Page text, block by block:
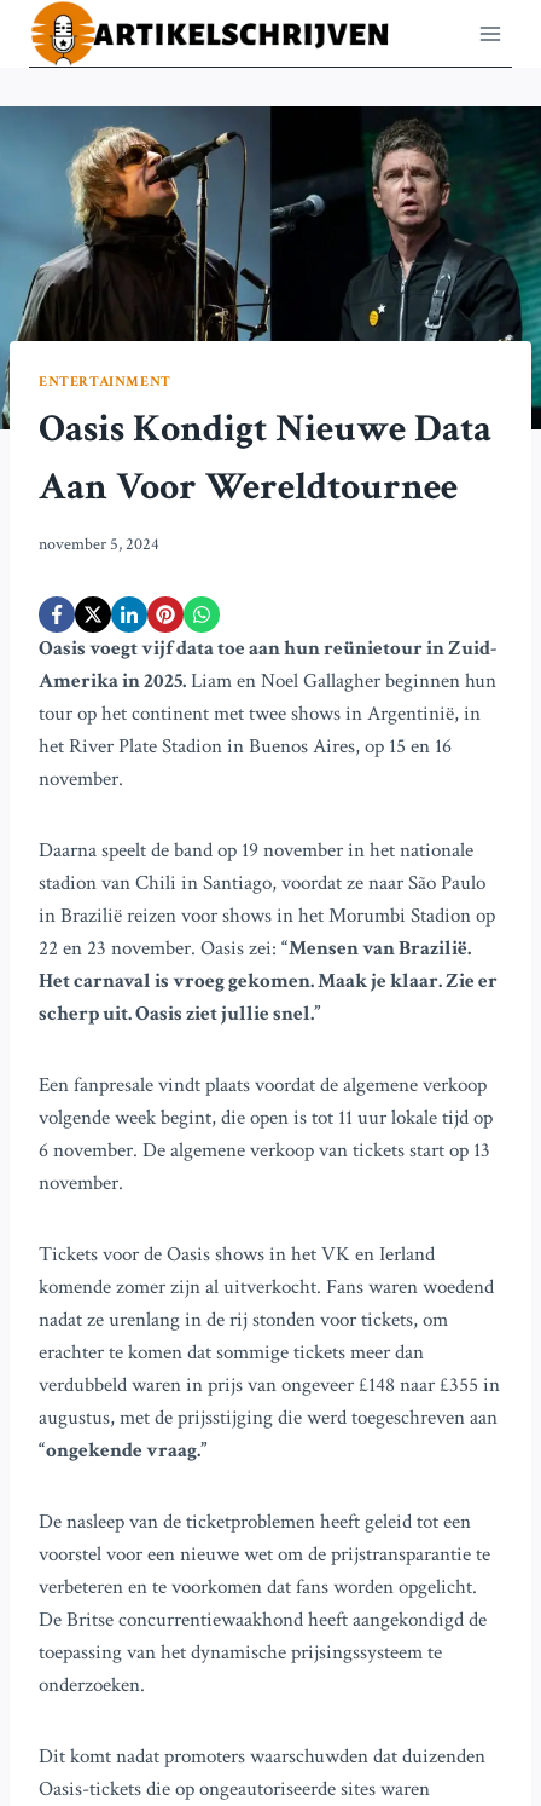
Doorgaan
naar
ENTERTAINMENT
Oasis Kondigt Nieuwe Data
Aan Voor Wereldtournee
november 5, 2024
Oasis voegt vijf data toe aan hun reünietour in Zuid-
Amerika in 2025.Liam en Noel Gallagher beginnen hun
tour op het continent met twee shows in Argentinië, in
het River Plate Stadion in Buenos Aires, op 15 en 16
november.
Daarna speelt de band op 19 november in het nationale
stadion van Chili in Santiago, voordat ze naar São Paulo
in Brazilië reizen voor shows in het Morumbi Stadion op
22 en 23 november. Oasis zei: “Mensen van Brazilië.
Het carnaval is vroeg gekomen. Maak je klaar. Zie er
scherp uit. Oasis ziet jullie snel.”
Een fanpresale vindt plaats voordat de algemene verkoop
volgende week begint, die open is tot 11 uur lokale tijd op
6 november. De algemene verkoop van tickets start op 13
november.
Tickets voor de Oasis shows in het VK en Ierland
komende zomer zijn al uitverkocht. Fans waren woedend
nadat ze urenlang in de rij stonden voor tickets, om
erachter te komen dat sommige tickets meer dan
verdubbeld waren in prijs van ongeveer £148 naar £355 in
augustus, met de prijsstijging die werd toegeschreven aan
“ongekende vraag.”
De nasleep van de ticketproblemen heeft geleid tot een
voorstel voor een nieuwe wet om de prijstransparantie te
verbeteren en te voorkomen dat fans worden opgelicht.
De Britse concurrentiewaakhond heeft aangekondigd de
toepassing van het dynamische prijsingssysteem te
onderzoeken.
Dit komt nadat promoters waarschuwden dat duizenden
Oasis-tickets die op ongeautoriseerde sites waren